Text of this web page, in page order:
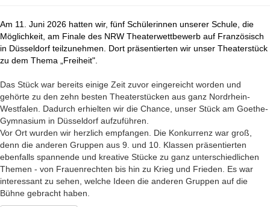
Am 11. Juni 2026 hatten wir, fünf Schülerinnen unserer Schule, die
Möglichkeit, am Finale des NRW Theaterwettbewerb auf Französisch
in Düsseldorf teilzunehmen. Dort präsentierten wir unser Theaterstück
zu dem Thema „Freiheit".
Das Stück war bereits einige Zeit zuvor eingereicht worden und
gehörte zu den zehn besten Theaterstücken aus ganz Nordrhein-
Westfalen. Dadurch erhielten wir die Chance, unser Stück am Goethe-
Gymnasium in Düsseldorf aufzuführen.
Vor Ort wurden wir herzlich empfangen. Die Konkurrenz war groß,
denn die anderen Gruppen aus 9. und 10. Klassen präsentierten
ebenfalls spannende und kreative Stücke zu ganz unterschiedlichen
Themen - von Frauenrechten bis hin zu Krieg und Frieden. Es war
interessant zu sehen, welche Ideen die anderen Gruppen auf die
Bühne gebracht haben.